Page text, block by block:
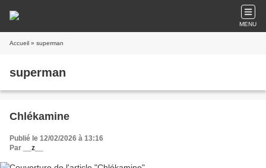
MENU
Accueil » superman
superman
Chlékamine
Publié le 12/02/2026 à 13:16
Par
__z__